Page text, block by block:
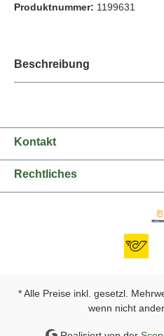
Produktnummer: 1199631
Beschreibung
Kontakt
Rechtliches
* Alle Preise inkl. gesetzl.
wenn nicht